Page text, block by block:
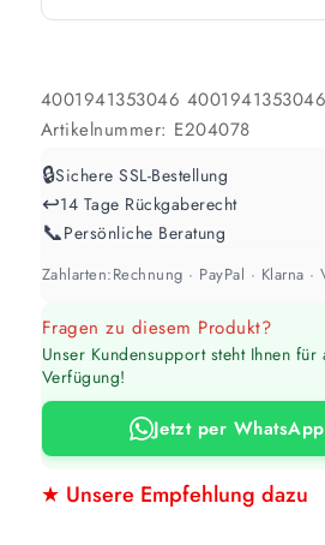
4001941353046 4001941353046
Artikelnummer: E204078
🔒Sichere SSL-Bestellung
↩️14 Tage Rückgaberecht
📞Persönliche Beratung
Zahlarten:Rechnung · PayPal · Klarna
Fragen zu diesem Produkt?
Unser Kundensupport steht Ihnen
Verfügung!
Jetzt per
★ Unsere Empfehlung dazu